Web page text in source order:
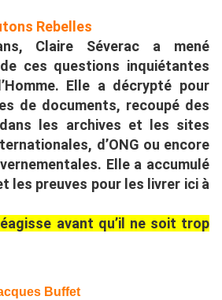
Rebelles
Claire Séverac a mené
de ces questions inquiétantes
Elle a décrypté pour
de documents, recoupé des
les archives et les sites
d’ONG ou encore
Elle a accumulé
les preuves pour les livrer ici à
avant qu’il ne soit trop
Buffet